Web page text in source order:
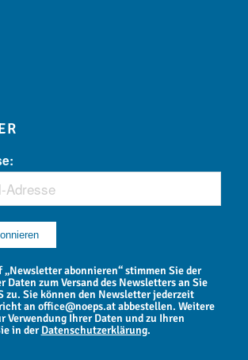
„Newsletter abonnieren“ stimmen Sie der
Daten zum Versand des Newsletters an Sie
zu. Sie können den Newsletter jederzeit
an office@noeps.at abbestellen. Weitere
Verwendung Ihrer Daten und zu Ihren
in derDatenschutzerklärung.